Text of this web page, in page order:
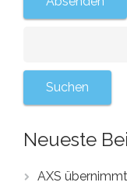
Neueste
AXS